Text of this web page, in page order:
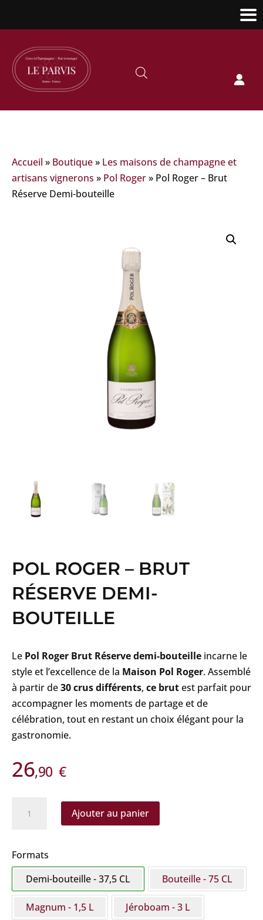

Accueil » Boutique» Les maisons de champagne et
artisans vignerons » Pol Roger» Pol Roger – Brut
Réserve Demi-bouteille
POL ROGER – BRUT
RÉSERVE DEMI-
BOUTEILLE
Le Pol Roger Brut Réserve demi-bouteille incarne le
style et l’excellence de la Maison Pol Roger. Assemblé
à partir de30 crus différents, ce brutest parfait pour
accompagner les moments de partage et de
célébration, tout en restant un choix élégant pour la
gastronomie.
26,90 €
Roger
-
Brut
Réserve
Ajouter au panier
Formats
Demi-bouteille - 37,5 CL
Bouteille - 75 CL
Magnum - 1,5 L Jéroboam - 3 L